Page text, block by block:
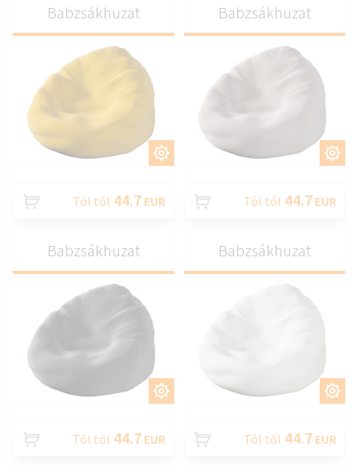
TESTRESZAB
Babzsákhuzat
Tól től 44.7 EUR
TESTRESZAB
Babzsákhuzat
Tól től 44.7 EUR
TESTRESZAB
Babzsákhuzat
Tól től 44.7 EUR
TESTRESZAB
Babzsákhuzat
Tól től 44.7 EUR